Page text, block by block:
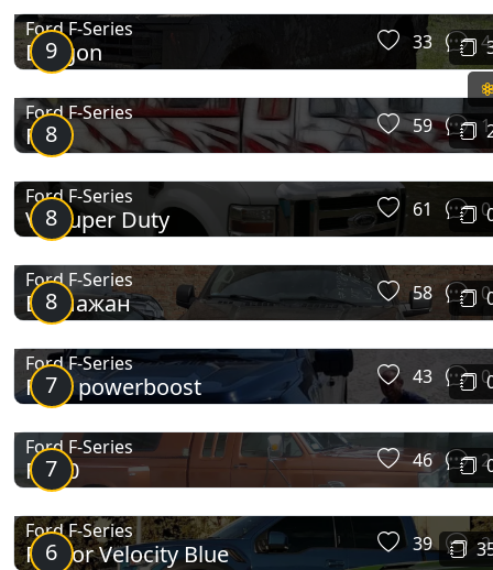
9
Ford F-Series
Dragon 33 4
8
Ford F-Series
FIRE 59 1
8
Ford F-Series
V8 Super Duty 61 0
8
Ford F-Series
Баклажан 58 0
7
Ford F-Series
F150 powerboost 43 0
7
Ford F-Series
F-350 46 2
6
Ford F-Series
Raptor Velocity Blue 39 2